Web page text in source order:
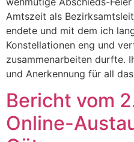
Amtszeit als
endete und mit dem ich
Konstellationen eng und
zusammenarbeiten durfte.
und Anerkennung für all
Bericht vom
Online-